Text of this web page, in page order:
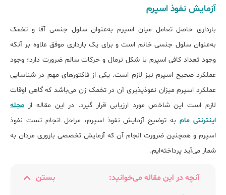
آزمایش نفوذ اسپرم
بارداری حاصل تعامل میان اسپرم به‌عنوان سلول جنسی آقا و تخمک
به‌عنوان سلول جنسی خانم است و برای یک بارداری موفق علاوه بر آنکه
وجود تعداد کافی اسپرم با شکل نرمال و حرکات سالم ضرورت دارد؛ وجود
عملکرد صحیح اسپرم نیز لازم است. یکی از فاکتورهای مهم در شناسایی
عملکرد اسپرم میزان نفوذپذیری آن در تخمک زن می‌باشد که گاهی اوقات
لازم است این شاخص مورد ارزیابی قرار گیرد. در این مقاله از مجله
اینترنتی مامبه توضیح آزمایش نفوذ اسپرم، مراحل انجام تست نفوذ
اسپرم و همچنین ضرورت انجام آن که آزمایش تخصصی باروری مردان به
شمار می‌آید پرداخته‌ایم.
آنچه در این مقاله می‌خوانید: بستن